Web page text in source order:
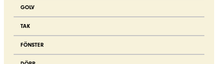
GOLV
TAK
FÖNSTER